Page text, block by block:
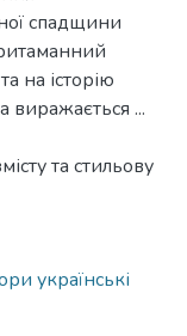
спадщини
на історію
виражається ...
та стильову
українські